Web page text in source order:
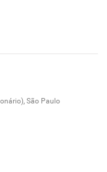
São Paulo